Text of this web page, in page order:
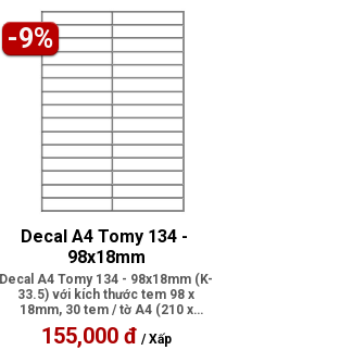
-9%
Decal A4 Tomy 134 -
98x18mm
Decal A4 Tomy 134 - 98x18mm (K-
33.5) với kích thước tem 98 x
18mm, 30 tem / tờ A4 (210 x
297mm), có ..
155,000 đ / Xấp